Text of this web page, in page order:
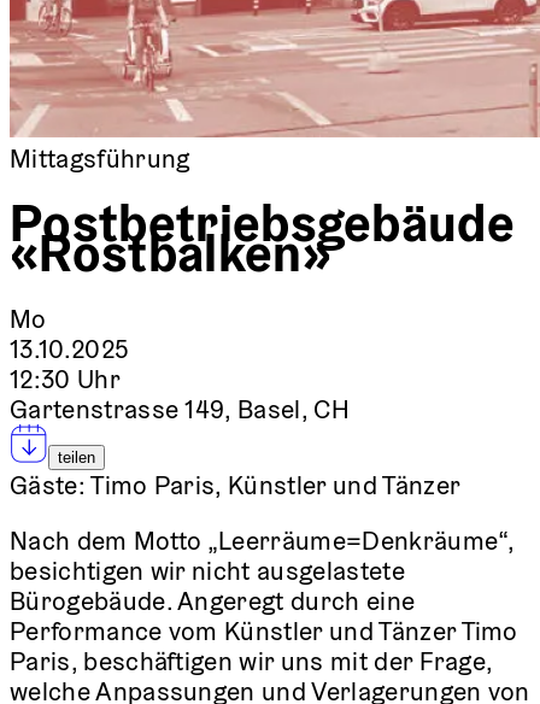
Mittagsführung
Postbetriebsgebäude
«Rostbalken»
Mo
13.10.2025
12:30 Uhr
Gartenstrasse 149, Basel, CH
teilen
Gäste: Timo Paris, Künstler und Tänzer
Nach dem Motto „Leerräume=Denkräume“,
besichtigen wir nicht ausgelastete
Bürogebäude. Angeregt durch eine
Performance vom Künstler und Tänzer Timo
Paris, beschäftigen wir uns mit der Frage,
welche Anpassungen und Verlagerungen von